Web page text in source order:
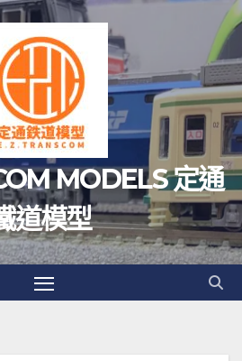
MODELS 定通
道模型